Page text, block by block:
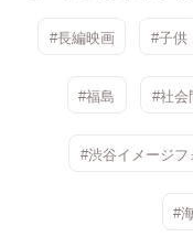
#長編映画 #子供
#福島 #社会
#渋谷イメージフ
#